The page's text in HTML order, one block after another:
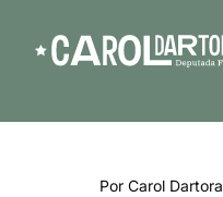
PorCarol Dartora